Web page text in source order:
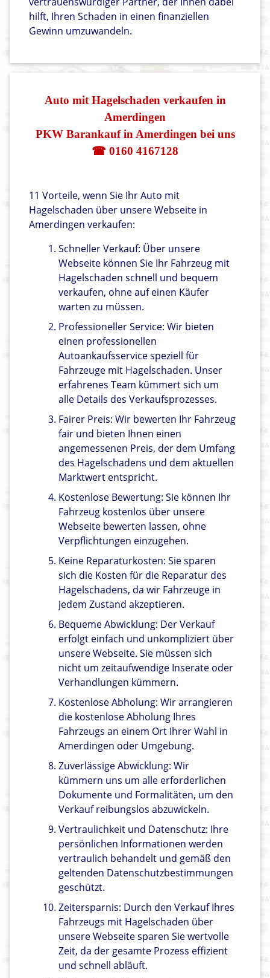
hilft, Ihren Schaden in einen finanziellen
Gewinn umzuwandeln.
Auto mit Hagelschaden verkaufen in
Amerdingen
PKW Barankauf in Amerdingen bei uns
☎ 0160 4167128
11 Vorteile, wenn Sie Ihr Auto mit
Hagelschaden über unsere Webseite in
Amerdingen verkaufen:
Schneller Verkauf: Über unsere
Webseite können Sie Ihr Fahrzeug mit
Hagelschaden schnell und bequem
verkaufen, ohne auf einen Käufer
warten zu müssen.
Professioneller Service: Wir bieten
einen professionellen
Autoankaufsservice speziell für
Fahrzeuge mit Hagelschaden. Unser
erfahrenes Team kümmert sich um
alle Details des Verkaufsprozesses.
Fairer Preis: Wir bewerten Ihr Fahrzeug
fair und bieten Ihnen einen
angemessenen Preis, der dem Umfang
des Hagelschadens und dem aktuellen
Marktwert entspricht.
Kostenlose Bewertung: Sie können Ihr
Fahrzeug kostenlos über unsere
Webseite bewerten lassen, ohne
Verpflichtungen einzugehen.
Keine Reparaturkosten: Sie sparen
sich die Kosten für die Reparatur des
Hagelschadens, da wir Fahrzeuge in
jedem Zustand akzeptieren.
Bequeme Abwicklung: Der Verkauf
erfolgt einfach und unkompliziert über
unsere Webseite. Sie müssen sich
nicht um zeitaufwendige Inserate oder
Verhandlungen kümmern.
Kostenlose Abholung: Wir arrangieren
die kostenlose Abholung Ihres
Fahrzeugs an einem Ort Ihrer Wahl in
Amerdingen oder Umgebung.
Zuverlässige Abwicklung: Wir
kümmern uns um alle erforderlichen
Dokumente und Formalitäten, um den
Verkauf reibungslos abzuwickeln.
Vertraulichkeit und Datenschutz: Ihre
persönlichen Informationen werden
vertraulich behandelt und gemäß den
geltenden Datenschutzbestimmungen
geschützt.
Zeitersparnis: Durch den Verkauf Ihres
Fahrzeugs mit Hagelschaden über
unsere Webseite sparen Sie wertvolle
Zeit, da der gesamte Prozess effizient
und schnell abläuft.